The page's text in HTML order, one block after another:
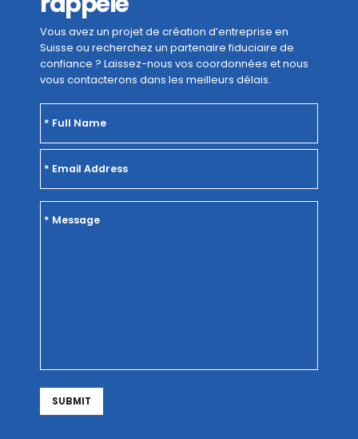
Vous avez un projet de création d’entreprise en
Suisse ou recherchez un partenaire fiduciaire de
confiance ? Laissez-nous vos coordonnées et nous
vous contacterons dans les meilleurs délais.